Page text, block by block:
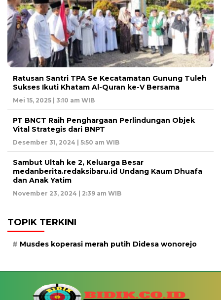
Ratusan Santri TPA Se Kecatamatan Gunung Tuleh
Sukses Ikuti Khatam Al-Quran ke-V Bersama
Mei 15, 2025 | 3:10 am WIB
PT BNCT Raih Penghargaan Perlindungan Objek
Vital Strategis dari BNPT
Desember 31, 2024 | 5:50 am WIB
Sambut Ultah ke 2, Keluarga Besar
medanberita.redaksibaru.id Undang Kaum Dhuafa
dan Anak Yatim
November 23, 2024 | 2:39 am WIB
TOPIK TERKINI
Musdes koperasi merah putih Didesa wonorejo